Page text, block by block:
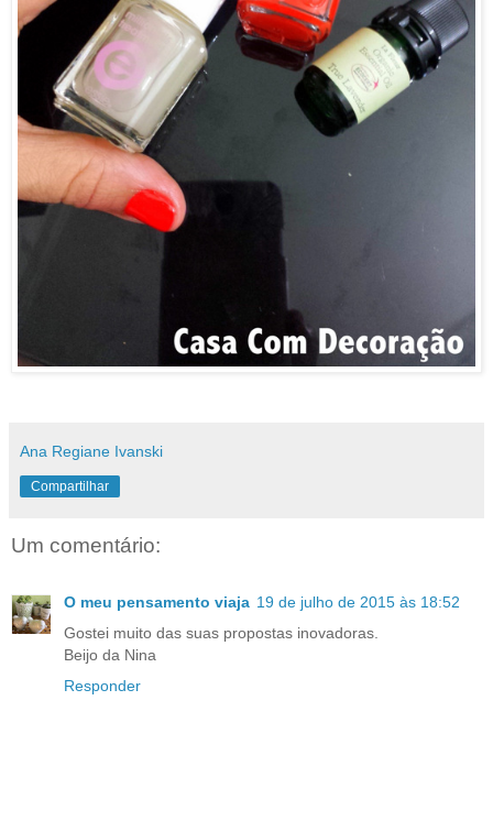
Ana Regiane Ivanski
Compartilhar
Um comentário:
O meu pensamento viaja 19 de julho de 2015 às 18:52
Gostei muito das suas propostas inovadoras.
Beijo da Nina
Responder